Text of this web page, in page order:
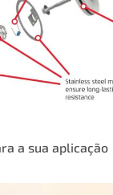
a sua aplicação